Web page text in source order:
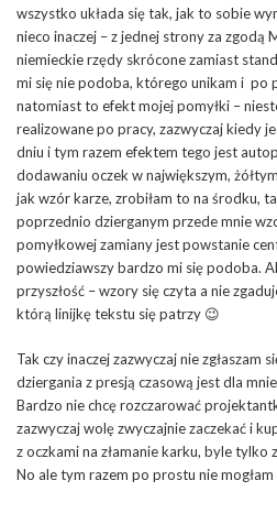
wszystko układa się tak, jak to sobie
nieco inaczej – z jednej strony za zgodą
niemieckie rzędy skrócone zamiast
mi się nie podoba, którego unikam i po
natomiast to efekt mojej pomyłki –
realizowane po pracy, zazwyczaj kiedy
dniu i tym razem efektem tego jest
dodawaniu oczek w największym,
jak wzór karze, zrobiłam to na środku,
poprzednio dzierganym przede mnie
pomyłkowej zamiany jest powstanie
powiedziawszy bardzo mi się podoba.
przyszłość – wzory się czyta a nie
którą linijkę tekstu się patrzy 😉
Tak czy inaczej zazwyczaj nie zgłaszam
dziergania z presją czasową jest dla
Bardzo nie chcę rozczarować
zazwyczaj wolę zwyczajnie zaczekać i
z oczkami na złamanie karku, byle tylko
No ale tym razem po prostu nie